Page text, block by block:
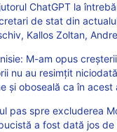
ChatGPT la
de stat din
Kallos Zoltan,
M-am opus
nu au resimțit
și oboseală ca în acest
pas spre excluderea
a fost dată jos de